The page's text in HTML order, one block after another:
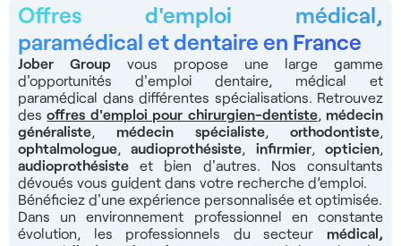
Offres d'emploi médical,
paramédical et dentaire en France
Jober Group vous propose une large gamme
d'opportunités d'emploi dentaire, médical et
paramédical dans différentes spécialisations. Retrouvez
desoffres d'emploi pour chirurgien-dentiste,médecin
généraliste, médecin spécialiste, orthodontiste,
ophtalmologue,audioprothésiste, infirmier,opticien,
audioprothésiste et bien d'autres. Nos consultants
dévoués vous guident dans votre recherche d’emploi.
Bénéficiez d'une expérience personnalisée et optimisée.
Dans un environnement professionnel en constante
évolution, les professionnels du secteur médical,